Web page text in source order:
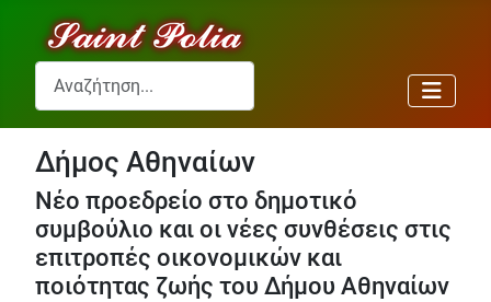
Αναζήτηση...
Δήμος Αθηναίων
Νέο προεδρείο στο δημοτικό
συμβούλιο και οι νέες συνθέσεις στις
επιτροπές οικονομικών και
ποιότητας ζωής του Δήμου Αθηναίων